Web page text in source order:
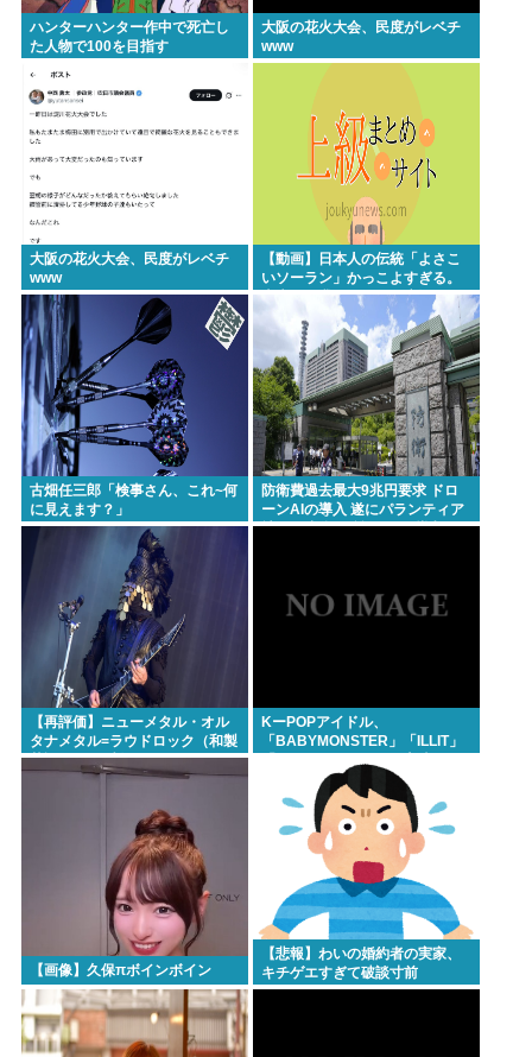
【悲報】お盆下り、安定の地獄絵図ｗｗｗ「休み」
って何だっけ？
杉田水脈ってまともなこと言ってるから叩かれるん
だな
【動画】 35歳美人ママ👩、TV探偵ナイスクに出演も
老けすぎている48歳だろと誹謗中傷
面接官「一番結婚したいVTuberは誰ですか？」👈ど
う答える？
Powered by livedoor 相互RSS
ハンターハンター作中で死亡し
た人物で100を目指す
大阪の花火大会、民度がレベチ
www
大阪の花火大会、民度がレベチ
www
【動画】日本人の伝統「よさこ
いソーラン」かっこよすぎる。
古来から我々のDNAに刻まれた
古畑任三郎「検事さん、これ~何
に見えます？」
防衛費過去最大9兆円要求 ドロ
ーンAIの導入 遂にパランティア
社(CIA出資)の戦術OSを導入か
【再評価】ニューメタル・オル
タナメタル=ラウドロック（和製
英語）がZに刺さってるらしい。
お前らがキッズの頃好きだった
KーPOPアイドル、
「BABYMONSTER」「ILLIT」
「RESCENE」の三国志時代に
【画像】久保πボインボイン
【悲報】わいの婚約者の実家、
キチゲエすぎて破談寸前